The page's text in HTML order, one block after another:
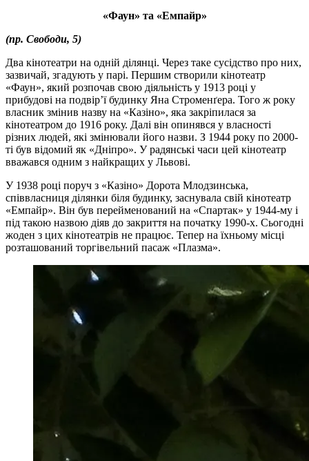
«Фаун» та «Емпайр»
(пр. Свободи, 5)
Два кінотеатри на одній ділянці. Через таке сусідство про них,
зазвичай, згадують у парі. Першим створили кінотеатр
«Фаун», який розпочав свою діяльність у 1913 році у
прибудові на подвір’ї будинку Яна Строменґера. Того ж року
власник змінив назву на «Казіно», яка закріпилася за
кінотеатром до 1916 року. Далі він опинявся у власності
різних людей, які змінювали його назви. З 1944 року по 2000-
ті був відомий як «Дніпро». У радянські часи цей кінотеатр
вважався одним з найкращих у Львові.
У 1938 році поруч з «Казіно» Дорота Млодзинська,
співвласниця ділянки біля будинку, заснувала свій кінотеатр
«Емпайр». Він був перейменований на «Спартак» у 1944-му і
під такою назвою діяв до закриття на початку 1990-х. Сьогодні
жоден з цих кінотеатрів не працює. Тепер на їхньому місці
розташований торгівельний пасаж «Плазма».